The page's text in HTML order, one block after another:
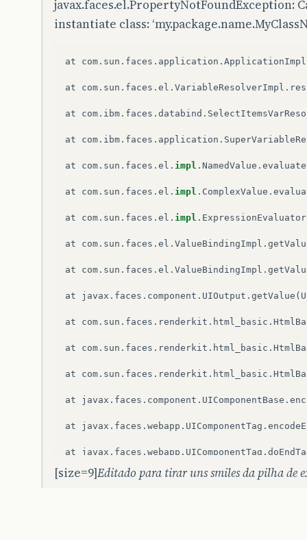
javax.faces.el.PropertyNotFoundException:
instantiate class:
at com . sun . faces . application . ApplicationImpl
at com . sun . faces . el . VariableResolverImpl .
at com . ibm . faces . databind .
at com . ibm . faces . application .
at com . sun . faces . el . impl . NamedValue . evaluate
at com . sun . faces . el . impl . ComplexValue .
at com . sun . faces . el . impl .
at com . sun . faces . el . ValueBindingImpl .
at com . sun . faces . el . ValueBindingImpl .
at javax . faces . component . UIOutput . getValue (
at com . sun . faces . renderkit . html_basic .
at com . sun . faces . renderkit . html_basic .
at com . sun . faces . renderkit . html_basic .
at javax . faces . component . UIComponentBase .
at javax . faces . webapp . UIComponentTag .
at javax . faces . webapp . UIComponentTag .
at com.sun.faces.taglib.html_basic.
[size=9]Editado para tirar uns smiles da pilha de